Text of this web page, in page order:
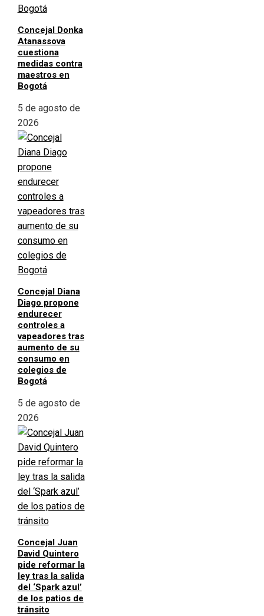
Concejal Donka
Atanassova
cuestiona
medidas contra
maestros en
Bogotá
5 de agosto de
2026
Concejal Diana
Diago propone
endurecer
controles a
vapeadores tras
aumento de su
consumo en
colegios de
Bogotá
5 de agosto de
2026
Concejal Juan
David Quintero
pide reformar la
ley tras la salida
del ‘Spark azul’
de los patios de
tránsito